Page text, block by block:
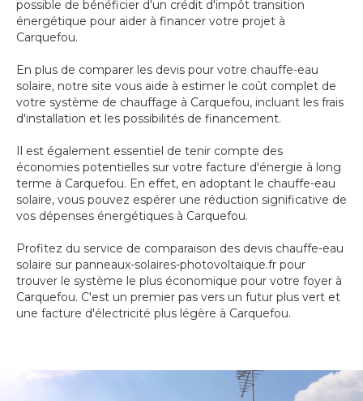
possible de bénéficier d'un crédit d'impôt transition
énergétique pour aider à financer votre projet à
Carquefou.
En plus de comparer les devis pour votre chauffe-eau
solaire, notre site vous aide à estimer le coût complet de
votre système de chauffage à Carquefou, incluant les frais
d'installation et les possibilités de financement.
Il est également essentiel de tenir compte des
économies potentielles sur votre facture d'énergie à long
terme à Carquefou. En effet, en adoptant le chauffe-eau
solaire, vous pouvez espérer une réduction significative de
vos dépenses énergétiques à Carquefou.
Profitez du service de comparaison des devis chauffe-eau
solaire sur panneaux-solaires-photovoltaique.fr pour
trouver le système le plus économique pour votre foyer à
Carquefou. C'est un premier pas vers un futur plus vert et
une facture d'électricité plus légère à Carquefou.